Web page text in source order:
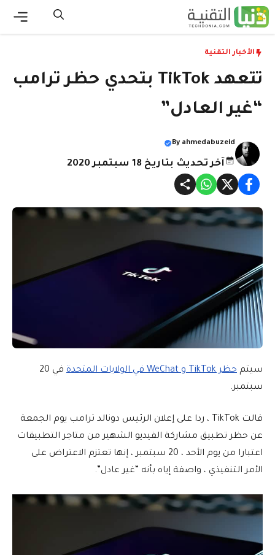
انتقل
إلى
الأخبار التقنية
تتعهد TikTok بتحدي حظر ترامب
“غير العادل”
By ahmedabuzeid
آخر تحديث بتاريخ 18 سبتمبر 2020
سيتم حظر TikTok و WeChat في الولايات المتحدة
في 20
سبتمبر.
قالت TikTok ، ردا على إعلان الرئيس دونالد ترامب يوم الجمعة
عن حظر تطبيق مشاركة الفيديو الشهير من متاجر التطبيقات
اعتبارا من يوم الأحد ، 20 سبتمبر ، إنها تعتزم الاعتراض على
الأمر التنفيذي ، واصفة إياه بأنه “غير عادل”.